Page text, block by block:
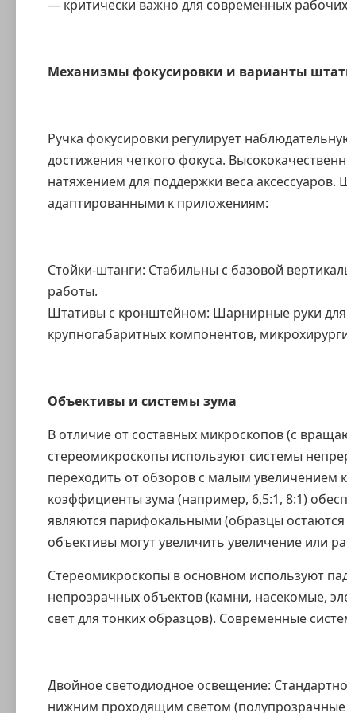
— критически важно для современных
Механизмы фокусировки и варианты
Ручка фокусировки регулирует
достижения четкого фокуса.
натяжением для поддержки веса
адаптированными к приложениям:
Стойки-штанги: Стабильны с базовой
работы.
Штативы с кронштейном: Шарнирные руки
крупногабаритных компонентов,
Объективы и системы зума
В отличие от составных микроскопов (с
стереомикроскопы используют системы
переходить от обзоров с малым
коэффициенты зума (например, 6,5:1, 8:1)
являются парифокальными (образцы
объективы могут увеличить увеличение или
Стереомикроскопы в основном используют
непрозрачных объектов (камни, насекомые,
свет для тонких образцов). Современные
Двойное светодиодное освещение:
нижним проходящим светом (полупрозрачные